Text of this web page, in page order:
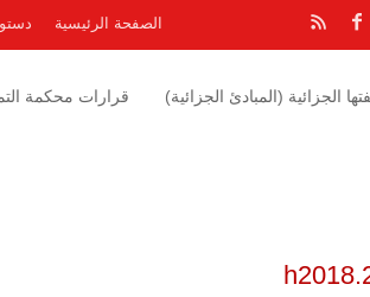
الصفحة الرئيسية
الجزائية (المبادئ الجزائية) قرارات محكمة